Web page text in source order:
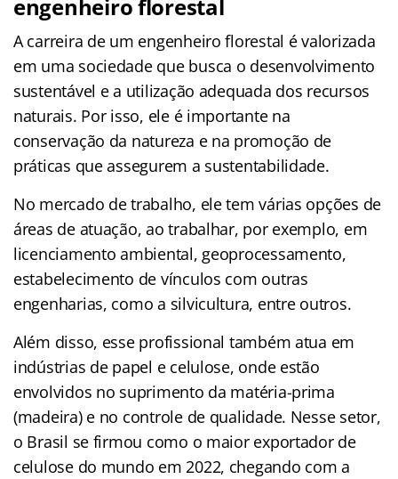
engenheiro florestal
A carreira de um engenheiro florestal é valorizada
em uma sociedade que busca o desenvolvimento
sustentável e a utilização adequada dos recursos
naturais. Por isso, ele é importante na
conservação da natureza e na promoção de
práticas que assegurem a sustentabilidade.
No mercado de trabalho, ele tem várias opções de
áreas de atuação, ao trabalhar, por exemplo, em
licenciamento ambiental, geoprocessamento,
estabelecimento de vínculos com outras
engenharias, como a silvicultura, entre outros.
Além disso, esse profissional também atua em
indústrias de papel e celulose, onde estão
envolvidos no suprimento da matéria-prima
(madeira) e no controle de qualidade. Nesse setor,
o Brasil se firmou como o maior exportador de
celulose do mundo em 2022, chegando com a